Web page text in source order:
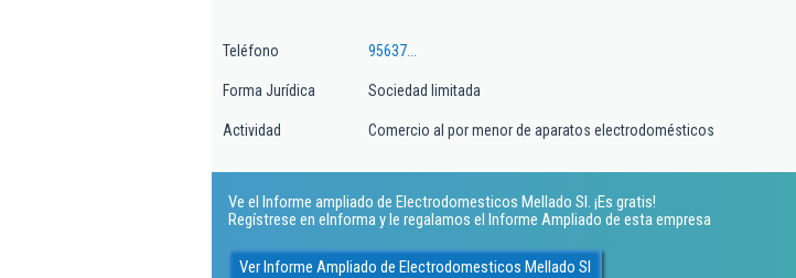
Teléfono 95637...
Forma Jurídica Sociedad limitada
Actividad Comercio al por menor de aparatos electrodomésticos
Ve el Informe ampliado de Electrodomesticos Mellado Sl. ¡Es gratis!
Regístrese en eInforma y le regalamos el Informe Ampliado de esta empresa
Ver Informe Ampliado de Electrodomesticos Mellado Sl